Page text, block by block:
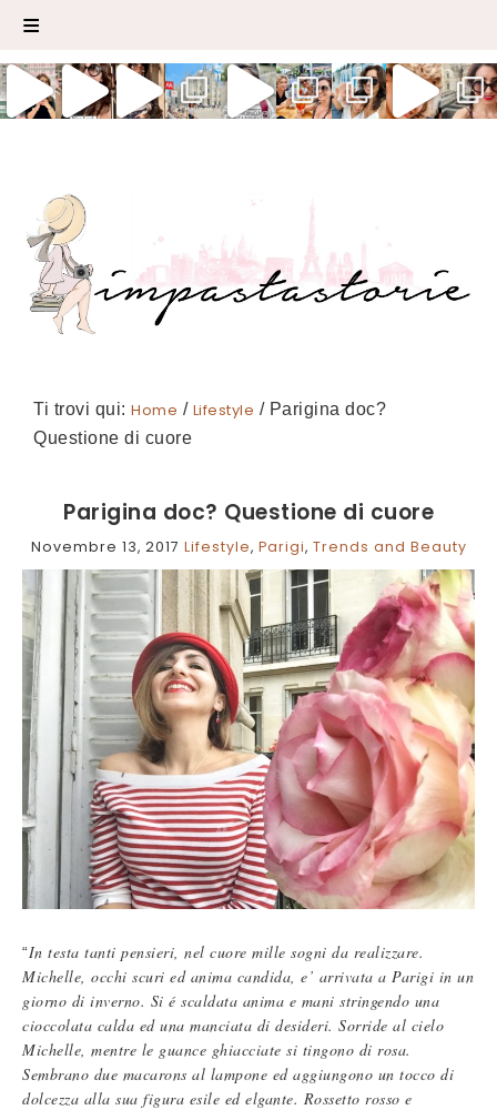
Ti trovi qui: Home / Lifestyle /Parigina doc?
Questione di cuore
Parigina doc? Questione di cuore
Novembre 13, 2017 Lifestyle, Parigi, Trends and Beauty
“In testa tanti pensieri, nel cuore mille sogni da realizzare.
Michelle, occhi scuri ed anima candida, e’ arrivata a Parigi in un
giorno di inverno. Si é scaldata anima e mani stringendo una
cioccolata calda ed una manciata di desideri. Sorride al cielo
Michelle, mentre le guance ghiacciate si tingono di rosa.
Sembrano due macarons al lampone ed aggiungono un tocco di
dolcezza alla sua figura esile ed elgante. Rossetto rosso e